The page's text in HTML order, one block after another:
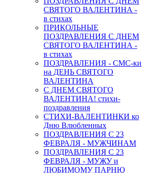
СВЯТОГО ВАЛЕНТИНА -
в стихах
ПРИКОЛЬНЫЕ
ПОЗДРАВЛЕНИЯ С ДНЕМ
СВЯТОГО ВАЛЕНТИНА -
в стихах
ПОЗДРАВЛЕНИЯ - СМС-ки
на ДЕНЬ СВЯТОГО
ВАЛЕНТИНА
С ДНЕМ СВЯТОГО
ВАЛЕНТИНА! стихи-
поздравления
СТИХИ-ВАЛЕНТИНКИ ко
Дню Влюбленных
ПОЗДРАВЛЕНИЯ С 23
ФЕВРАЛЯ - МУЖЧИНАМ
ПОЗДРАВЛЕНИЯ С 23
ФЕВРАЛЯ - МУЖУ и
ЛЮБИМОМУ ПАРНЮ